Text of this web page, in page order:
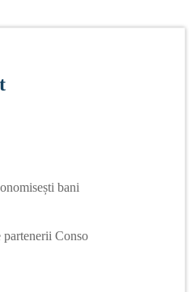
bani
partenerii Conso